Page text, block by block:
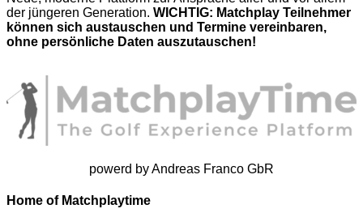
der jüngeren Generation. WICHTIG: Matchplay Teilnehmer
können sich austauschen und Termine vereinbaren,
ohne persönliche Daten auszutauschen!
powerd by Andreas Franco GbR
Home of Matchplaytime